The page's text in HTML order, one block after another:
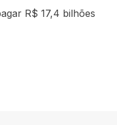
R$ 17,4 bilhões